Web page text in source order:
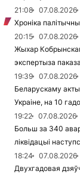
21:08
07.08.2026
Хроніка
20:15
07.08.2026
Жыхар
экспертыза
19:39
07.08.2026
Беларускаму
Украіне, на 10
19:22
07.08.2026
Больш за 340
ліквідацыі
18:24
07.08.2026
Двухгадовая